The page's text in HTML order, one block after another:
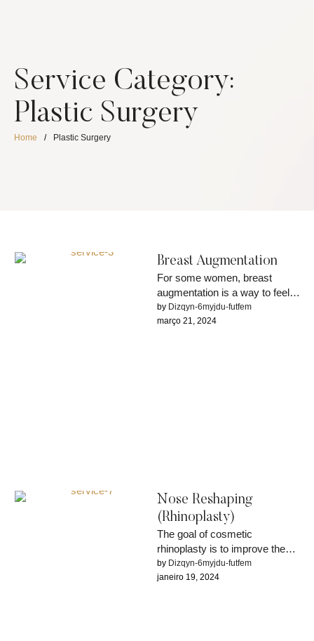
Service Category:
Plastic Surgery
Home / Plastic Surgery
Breast Augmentation
For some women, breast
augmentation is a way to feel
more confident. For others, it’s
part of rebuilding …
by Dizqyn-6myjdu-futfem
março 21, 2024
Nose Reshaping
(Rhinoplasty)
The goal of cosmetic
rhinoplasty is to improve the
nose aesthetically, creating
harmony with the other facial
by Dizqyn-6myjdu-futfem
janeiro 19, 2024